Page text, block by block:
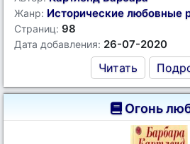
Жанр: Исторические любовные
Страниц: 98
Дата добавления: 26-07-2020
Читать
Огонь